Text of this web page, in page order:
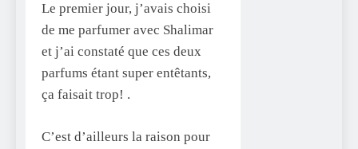
Le premier jour, j’avais choisi
de me parfumer avec Shalimar
et j’ai constaté que ces deux
parfums étant super entêtants,
ça faisait trop! .
C’est d’ailleurs la raison pour